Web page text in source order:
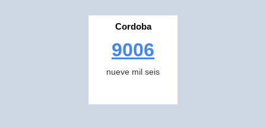
Cordoba
9006
nueve mil seis